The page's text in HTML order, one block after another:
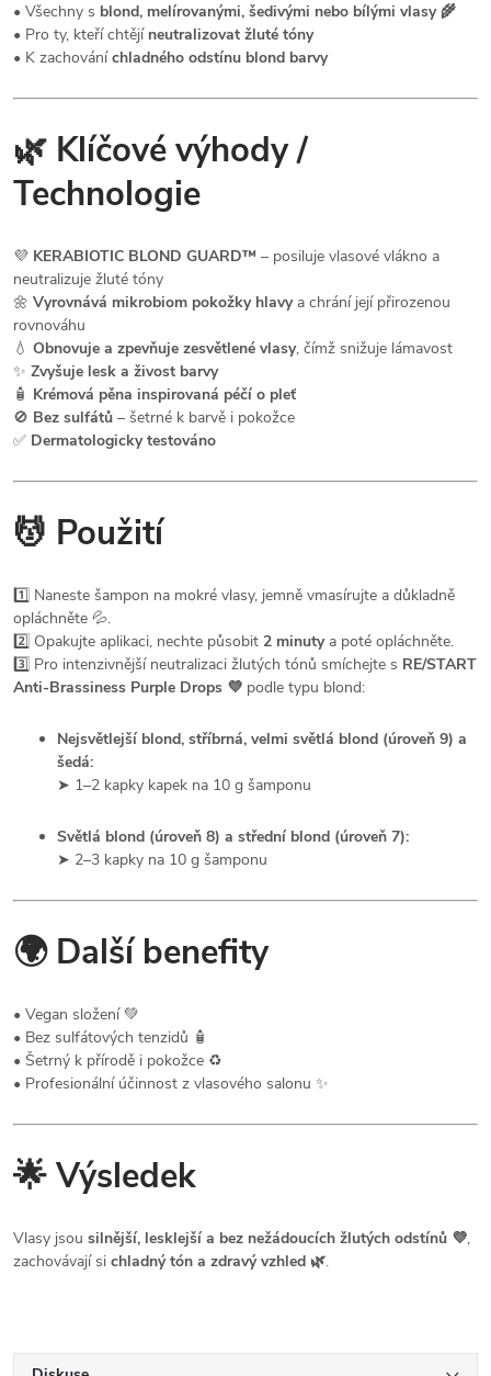
• Všechny s blond, melírovanými, šedivými nebo bílými vlasy 🌾
• Pro ty, kteří chtějí neutralizovat žluté tóny
• K zachováníchladného odstínu blond barvy
🌿 Klíčové výhody /
Technologie
💜 KERABIOTIC BLOND GUARD™ – posiluje vlasové vlákno a
neutralizuje žluté tóny
🌼 Vyrovnává mikrobiom pokožky hlavya chrání její přirozenou
rovnováhu
💧 Obnovuje a zpevňuje zesvětlené vlasy, čímž snižuje lámavost
✨ Zvyšuje lesk a živost barvy
🧴 Krémová pěna inspirovaná péčí o pleť
🚫 Bez sulfátů – šetrné k barvě i pokožce
✅ Dermatologicky testováno
💆 Použití
1️⃣ Naneste šampon na mokré vlasy, jemně vmasírujte a důkladně
opláchněte 💦.
2️⃣ Opakujte aplikaci, nechte působit 2 minutya poté opláchněte.
3️⃣ Pro intenzivnější neutralizaci žlutých tónů smíchejte s RE/START
Anti-Brassiness Purple Drops 💜 podle typu blond:
Nejsvětlejší blond, stříbrná, velmi světlá blond (úroveň 9) a
šedá:
➤ 1–2 kapky kapek na 10 g šamponu
Světlá blond (úroveň 8) a střední blond (úroveň 7):
➤ 2–3 kapky na 10 g šamponu
🌍 Další benefity
• Vegan složení 💚
• Bez sulfátových tenzidů 🧴
• Šetrný k přírodě i pokožce ♻️
• Profesionální účinnost z vlasového salonu ✨
🌟Výsledek
Vlasy jsou silnější, lesklejší a bez nežádoucích žlutých odstínů 💜,
zachovávají si chladný tón a zdravý vzhled 🌿.